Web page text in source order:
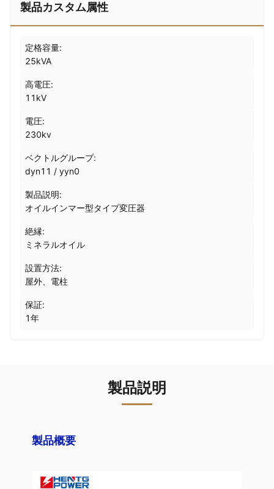
製品カスタム属性
定格容量:
25kVA
高電圧:
11kV
電圧:
230kv
ベクトルグループ:
dyn11 / yyn0
製品説明:
オイルインマー型タイプ変圧器
絶縁:
ミネラルオイル
設置方法:
屋外、電柱
保証:
1年
製品説明
製品概要